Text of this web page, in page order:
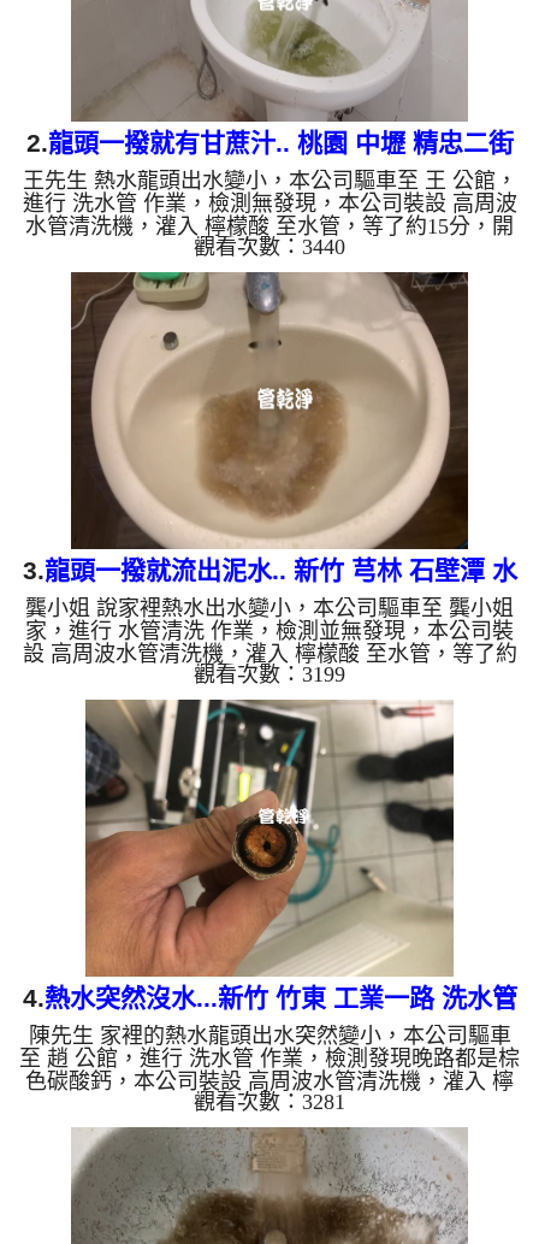
2.龍頭一撥就有甘蔗汁.. 桃園 中壢 精忠二街
洗水管
王先生 熱水龍頭出水變小，本公司驅車至 王 公館，
進行 洗水管 作業，檢測無發現，本公司裝設 高周波
水管清洗機，灌入 檸檬酸 至水管，等了約15分，開
啟 水管清洗機 ，啟動 螺旋波 模式，一洗冷水管就流
出綠色甘蔗汁，沒多久變成灰色髒水，熱水流出鮮豔
黃水，二個多小時後，熱水出水量恢復正常了。 如
是自來水，如水管老化，會產生鐵鏽跟泥沙堆積，洗
出來的水就會是咖啡色，地下水含有氧化錳，管壁上
會結成黑色管垢，洗出來的水會跟石油一樣黑，有些
洗出綠色的水，是因為裡面有銅的物質，生鏽產生銅
綠，如是藍色的水...
觀看次數：3440
3.龍頭一撥就流出泥水.. 新竹 芎林 石壁潭 水
管清洗
龔小姐 說家裡熱水出水變小，本公司驅車至 龔小姐
家，進行 水管清洗 作業，檢測並無發現，本公司裝
設 高周波水管清洗機，灌入 檸檬酸 至水管，等了約
15分，開啟 水管清洗機 ，啟動 螺旋波 模式，一洗水
管就流出泥水，源源不絕，二個多小時後，熱水出水
量恢復正常了。 如是自來水，如水管老化，會產生
鐵鏽跟泥沙堆積，洗出來的水就會是咖啡色，地下水
含有氧化錳，管壁上會結成黑色管垢，洗出來的水會
跟石油一樣黑，有些洗出綠色的水，是因為裡面有銅
的物質，生鏽產生銅綠，如是藍色的水，是因為水龍
頭合金的養化造成...
觀看次數：3199
4.熱水突然沒水...新竹 竹東 工業一路 洗水管
陳先生 家裡的熱水龍頭出水突然變小，本公司驅車
至 趙 公館，進行 洗水管 作業，檢測發現晚路都是棕
色碳酸鈣，本公司裝設 高周波水管清洗機，灌入 檸
檬酸 至水管，等了約15分，開啟 水管清洗機 ，啟動
螺旋波 模式，一洗水管就流出髒水，突然流出鮮豔
黃水，二個多小時後，熱水出水量恢復正常了。 如
是自來水，如水管老化，會產生鐵鏽跟泥沙堆積，洗
出來的水就會是咖啡色，地下水含有氧化錳，管壁上
會結成黑色管垢，洗出來的水會跟石油一樣黑，有些
觀看次數：3281